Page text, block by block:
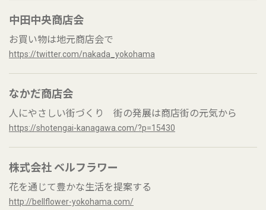
中田中央商店会
お買い物は地元商店会で
https://twitter.com/nakada_yokohama
なかだ商店会
人にやさしい街づくり 街の発展は商店街の元気から
https://shotengai-kanagawa.com/?p=15430
株式会社 ベルフラワー
花を通じて豊かな生活を提案する
http://bellflower-yokohama.com/